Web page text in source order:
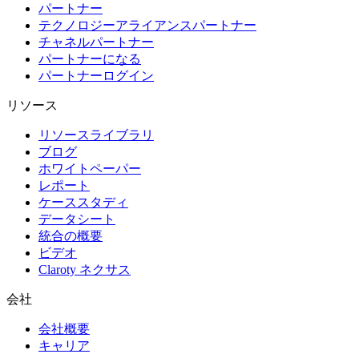
パートナー
テクノロジーアライアンスパートナー
チャネルパートナー
パートナーになる
パートナーログイン
リソース
リソースライブラリ
ブログ
ホワイトペーパー
レポート
ケーススタディ
データシート
統合の概要
ビデオ
Claroty ネクサス
会社
会社概要
キャリア